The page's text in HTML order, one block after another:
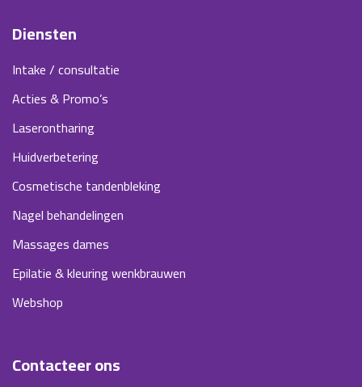
Diensten
Intake / consultatie
Acties & Promo’s
Laserontharing
Huidverbetering
Cosmetische tandenbleking
Nagel behandelingen
Massages dames
Epilatie & kleuring wenkbrauwen
Webshop
Contacteer ons